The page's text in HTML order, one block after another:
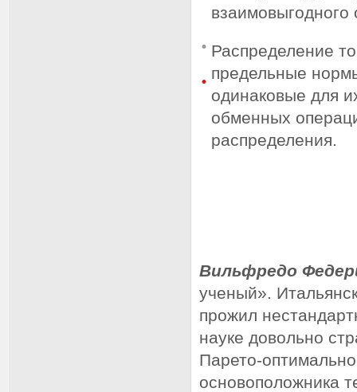
Распределение
предельные
одинаковые для
обменных
распределения.
Вильфредо
ученый».
прожил
науке довольно
Парето-
основоположника